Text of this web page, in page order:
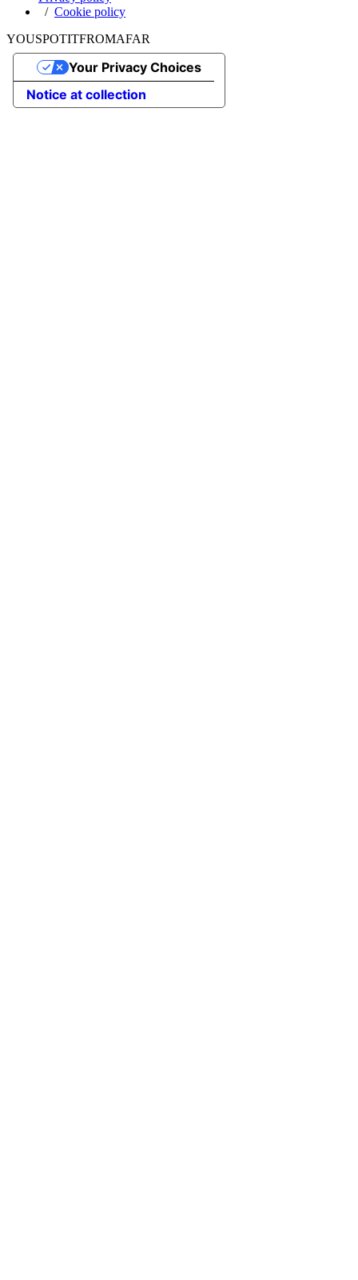
Cookie policy
YOUSPOTITFROMAFAR
Notice at collection
Your Privacy Choices